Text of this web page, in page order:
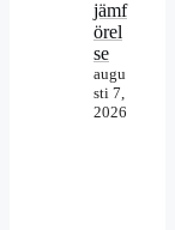
jämf
örel
se
augu
sti 7,
2026